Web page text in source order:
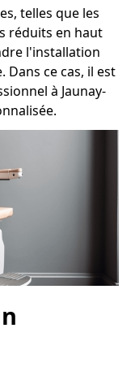
telles que les
réduits en haut
l'installation
ce cas, il est
à Jaunay-